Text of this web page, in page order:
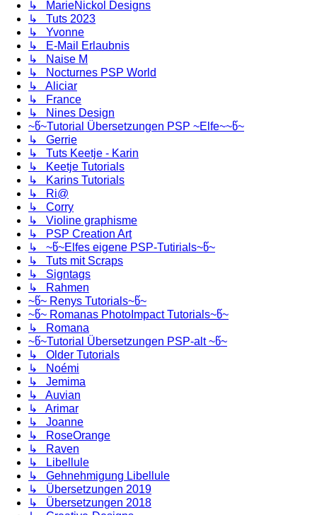
↳ MarieNickol Designs
↳ Tuts 2023
↳ Yvonne
↳ E-Mail Erlaubnis
↳ Naise M
↳ Nocturnes PSP World
↳ Aliciar
↳ France
↳ Nines Design
~წ~Tutorial Übersetzungen PSP ~Elfe~~წ~
↳ Gerrie
↳ Tuts Keetje - Karin
↳ Keetje Tutorials
↳ Karins Tutorials
↳ Ri@
↳ Corry
↳ Violine graphisme
↳ PSP Creation Art
↳ ~წ~Elfes eigene PSP-Tutirials~წ~
↳ Tuts mit Scraps
↳ Signtags
↳ Rahmen
~წ~ Renys Tutorials~წ~
~წ~ Romanas PhotoImpact Tutorials~წ~
↳ Romana
~წ~Tutorial Übersetzungen PSP-alt ~წ~
↳ Older Tutorials
↳ Noémi
↳ Jemima
↳ Auvian
↳ Arimar
↳ Joanne
↳ RoseOrange
↳ Raven
↳ Libellule
↳ Gehnehmigung Libellule
↳ Übersetzungen 2019
↳ Übersetzungen 2018